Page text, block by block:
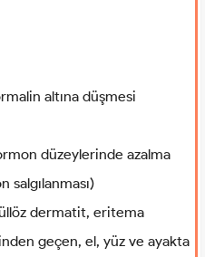
altına düşmesi
düzeylerinde azalma
dermatit, eritema
geçen, el, yüz ve ayakta